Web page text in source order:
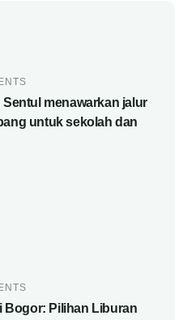
Sentul menawarkan jalur
untuk sekolah dan
Bogor: Pilihan Liburan